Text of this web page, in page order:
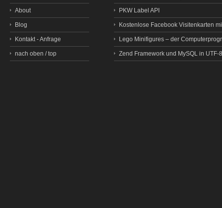
About
Blog
Kontakt - Anfrage
nach oben / top
PKW Label API
Kostenlose Facebook Visitenkarten
Lego Minifigures – der
Zend Framework und MySQL in